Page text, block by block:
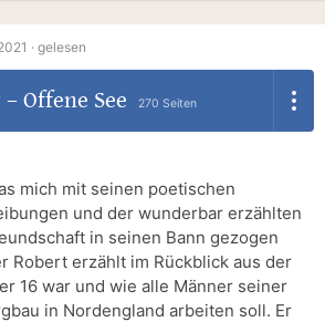
· gelesen
– Offene See 270 Seiten
mich mit seinen poetischen
und der wunderbar erzählten
in seinen Bann gezogen
Robert erzählt im Rückblick aus der
16 war und wie alle Männer seiner
in Nordengland arbeiten soll. Er